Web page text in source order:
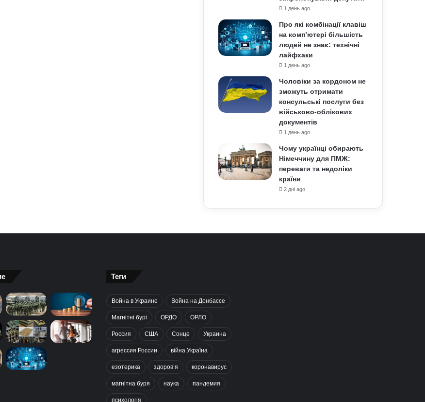
1 день ago
Про які комбінації клавіш
на комп’ютері більшість
людей не знає: технічні
лайфхаки
1 день ago
Чоловіки за кордоном не
зможуть отримати
консульські послуги без
військово-облікових
документів
1 день ago
Чому українці обирають
Німеччину для ПМЖ:
переваги та недоліки
країни
2 дні ago
Теги
Война в Украине Война на Донбассе
Магнітні бурі ОРДО ОРЛО
Россия США Сонце Украина
агрессия России війна Україна
езотерика здоров’я коронавирус
магнітна буря наука пандемия
психологія